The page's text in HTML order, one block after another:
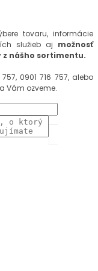
tovaru, informácie
služieb aj možnosť
nášho sortimentu.
0901 716 757, alebo
Vám ozveme.